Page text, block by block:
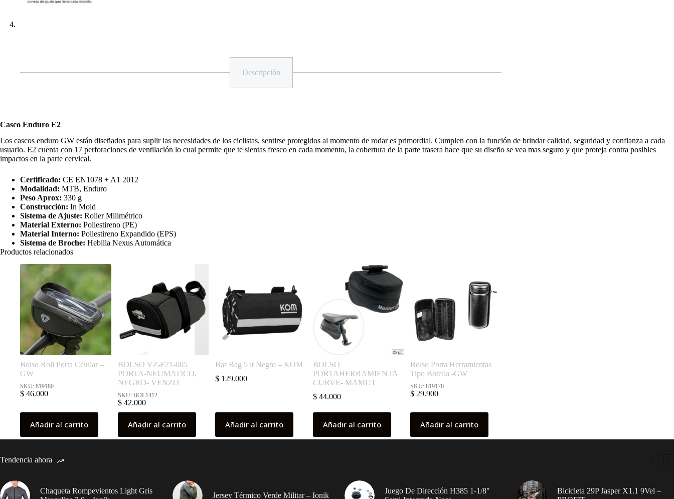
Descripción
Casco Enduro E2
Los cascos enduro GW están diseñados para suplir las necesidades de los ciclistas, sentirse protegidos al momento de rodar es primordial. Cumplen con la función de brindar calidad, seguridad y confianza a cada
usuario. E2 cuenta con 17 perforaciones de ventilación lo cual permite que te sientas fresco en cada momento, la cobertura de la parte trasera hace que su diseño se vea mas seguro y que proteja contra posibles
impactos en la parte cervical.
Certificado: CE EN1078 + A1 2012
Modalidad: MTB, Enduro
Peso Aprox: 330 g
Construcción: In Mold
Sistema de Ajuste: Roller Milimétrico
Material Externo: Poliestireno (PE)
Material Interno: Poliestireno Expandido (EPS)
Sistema de Broche: Hebilla Nexus Automática
Productos relacionados
Bolso Roll Porta Celular –
GW
SKU: 819180
$ 46.000
Añadir al carrito
BOLSO VZ-F21-005
PORTA-NEUMATICO,
NEGRO- VENZO
SKU: BOL1412
$42.000
Añadir al carrito
Bar Bag 5 lt Negro – KOM
$ 129.000
Añadir al carrito
BOLSO
PORTAHERRAMIENTA
CURVE- MAMUT
$44.000
Añadir al carrito
Bolso Porta Herramientas
Tipo Botella -GW
SKU: 819170
$ 29.900
Añadir al carrito
Tendencia ahora
Chaqueta Rompevientos Light Gris
Jersey Térmico Verde Militar – Ionik
Juego De Dirección H385 1-1/8″
Bicicleta 29P Jasper X1.1 9Vel –